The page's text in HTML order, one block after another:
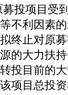
投项目受
不利因素
终止对原
的大力扶
投目前的
项目总投